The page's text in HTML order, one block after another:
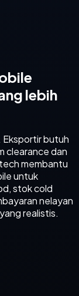
lebih
butuh
clearance dan
membantu
untuk
stok cold
nelayan
realistis.